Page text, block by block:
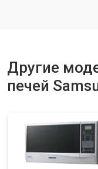
Другие
печей